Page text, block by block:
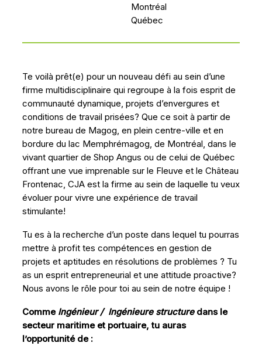
Montréal
Québec
Te voilà prêt(e) pour un nouveau défi au sein d’une
firme multidisciplinaire qui regroupe à la fois esprit de
communauté dynamique, projets d’envergures et
conditions de travail prisées? Que ce soit à partir de
notre bureau de Magog, en plein centre-ville et en
bordure du lac Memphrémagog, de Montréal, dans le
vivant quartier de Shop Angus ou de celui de Québec
offrant une vue imprenable sur le Fleuve et le Château
Frontenac, CJA est la firme au sein de laquelle tu veux
évoluer pour vivre une expérience de travail
stimulante!
Tu es à la recherche d’un poste dans lequel tu pourras
mettre à profit tes compétences en gestion de
projets et aptitudes en résolutions de problèmes ? Tu
as un esprit entrepreneurial et une attitude proactive?
Nous avons le rôle pour toi au sein de notre équipe !
Comme Ingénieur / Ingénieure structuredans le
secteur maritime et portuaire, tu auras
l’opportunité de :